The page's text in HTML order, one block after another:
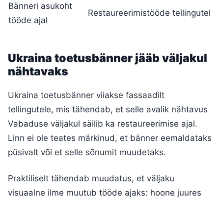
Bänneri asukoht
tööde ajal
Restaureerimistööde tellingutel
Ukraina toetusbänner jääb väljakul
nähtavaks
Ukraina toetusbänner viiakse fassaadilt
tellingutele, mis tähendab, et selle avalik nähtavus
Vabaduse väljakul säilib ka restaureerimise ajal.
Linn ei ole teates märkinud, et bänner eemaldataks
püsivalt või et selle sõnumit muudetaks.
Praktiliselt tähendab muudatus, et väljaku
visuaalne ilme muutub tööde ajaks: hoone juures